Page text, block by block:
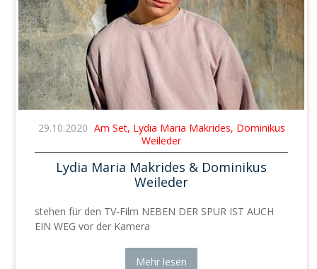
29.10.2020 Am Set, Lydia Maria Makrides, Dominikus
Weileder
Lydia Maria Makrides & Dominikus
Weileder
stehen für den TV-Film NEBEN DER SPUR IST AUCH
EIN WEG vor der Kamera
Mehr lesen